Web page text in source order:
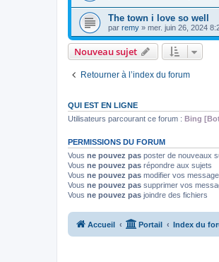
The town i love so well
par remy » mer. juin 26, 2024
Nouveau sujet
Retourner à l’index du forum
QUI EST EN LIGNE
Utilisateurs parcourant ce forum : Bing
PERMISSIONS DU FORUM
Vous ne pouvez pas poster de nouveaux
Vous ne pouvez pas répondre aux sujets
Vous ne pouvez pas modifier vos
Vous ne pouvez pas supprimer vos
Vous ne pouvez pas joindre des fichiers
Accueil Portail Index du